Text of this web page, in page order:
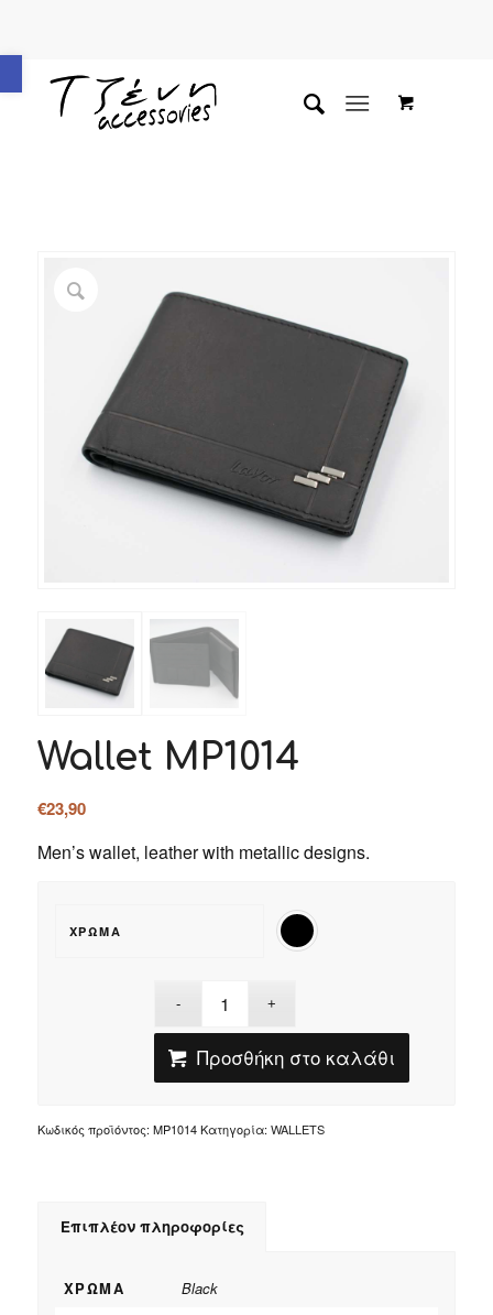
Ανοίξτε τη γραμμή εργαλείων
Wallet MP1014
€23,90
Men’s wallet, leather with metallic designs.
ΧΡΏΜΑ
Προσθήκη στο καλάθι
Κωδικός προϊόντος: MP1014 Κατηγορία: WALLETS
Επιπλέον πληροφορίες
ΧΡΏΜΑ
Black